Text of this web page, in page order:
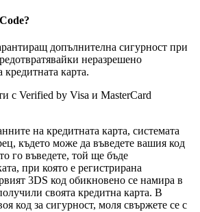
допълнителна сигурност при
неразрешено
карта.
с Verified by Visa и MasterCard
на кредитната карта, системата
където може да въведете вашия код
го въведете, той ще бъде
при която е регистрирана
3DS код обикновено се намира в
своята кредитна карта. В
код за сигурност, моля свържете се с